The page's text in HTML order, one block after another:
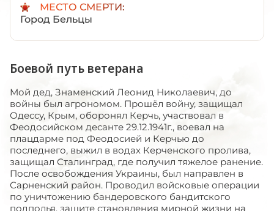
МЕСТО СМЕРТИ:
Город Бельцы
Боевой путь ветерана
Мой дед, Знаменский Леонид Николаевич, до
войны был агрономом. Прошёл войну, защищал
Одессу, Крым, оборонял Керчь, участвовал в
Феодосийском десанте 29.12.1941г., воевал на
плацдарме под Феодосией и Керчью до
последнего, выжил в водах Керченского пролива,
защищал Сталинград, где получил тяжелое ранение.
После освобождения Украины, был направлен в
Сарненский район. Проводил войсковые операции
по уничтожению бандеровского бандитского
подполья, защите становления мирной жизни на